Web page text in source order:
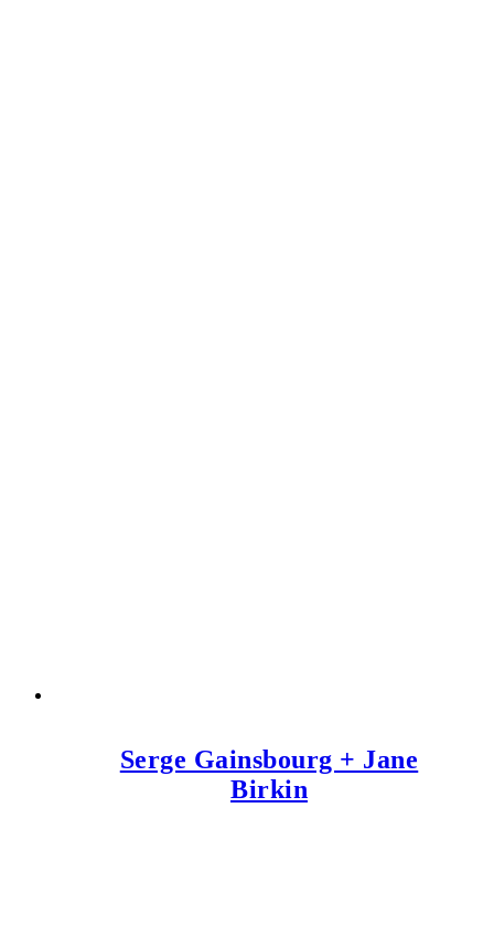
Serge Gainsbourg + Jane
Birkin